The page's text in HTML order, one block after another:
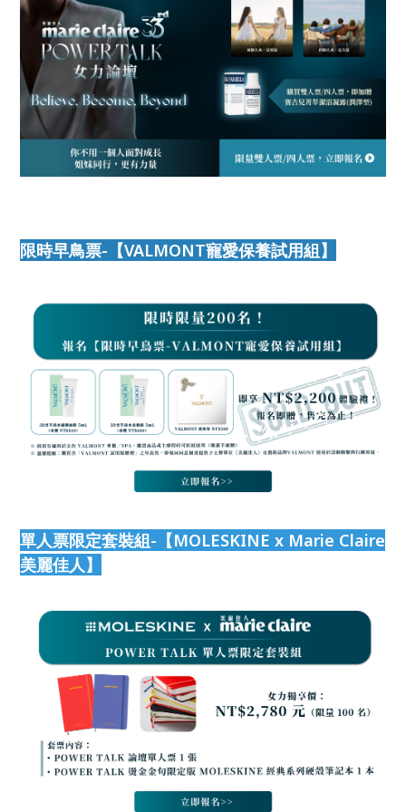
限時早鳥票-【VALMONT寵愛保養試用組】
單人票限定套裝組-【MOLESKINE x Marie Claire
美麗佳人】